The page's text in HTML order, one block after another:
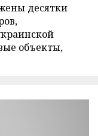
десятки
объекты,